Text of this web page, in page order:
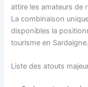
attire les amateurs de
La combinaison
disponibles la
tourisme en Sardaigne.
Liste des atouts